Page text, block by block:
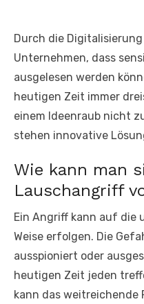
Durch die
Unternehmen, dass
ausgelesen werden
heutigen Zeit immer
einem Ideenraub nicht
stehen innovative
Wie kann man
Lauschangriff
Ein Angriff kann auf die
Weise erfolgen. Die
ausspioniert oder
heutigen Zeit jeden
kann das weitreichende